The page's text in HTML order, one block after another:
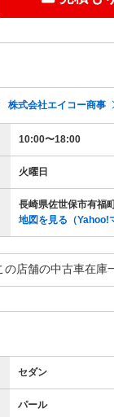
式会社エイコー商事
10:00〜18:00
火曜日
長崎県佐世保市有福
地図を見る（Yahoo!
の店舗の中古車在庫
セダン
パール